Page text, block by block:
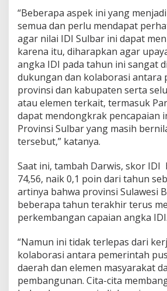
“Beberapa aspek ini yang
semua dan perlu mendapat
agar nilai IDI Sulbar ini dapat
karena itu, diharapkan agar
angka IDI pada tahun ini sangat
dukungan dan kolaborasi antara
provinsi dan kabupaten serta
atau elemen terkait, termasuk
dapat mendongkrak pencapaian
Provinsi Sulbar yang masih
tersebut,” katanya.
Saat ini, tambah Darwis, skor IDI
74,56, naik 0,1 poin dari tahun
artinya bahwa provinsi Sulawesi
beberapa tahun terakhir terus
perkembangan capaian angka IDI.
“Namun ini tidak terlepas dari
kolaborasi antara pemerintah
daerah dan elemen masyarakat
pembangunan. Cita-cita